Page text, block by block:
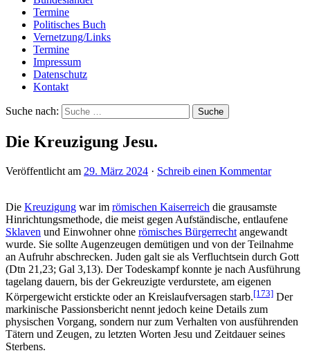
Termine
Politisches Buch
Vernetzung/Links
Termine
Impressum
Datenschutz
Kontakt
Suche nach:
Die Kreuzigung Jesu.
Veröffentlicht am 29. März 2024 · Schreib einen Kommentar
Die Kreuzigung war im römischen Kaiserreich die grausamste
Hinrichtungsmethode, die meist gegen Aufständische, entlaufene
Sklaven und Einwohner ohne römisches Bürgerrecht angewandt
wurde. Sie sollte Augenzeugen demütigen und von der Teilnahme
an Aufruhr abschrecken. Juden galt sie als Verfluchtsein durch Gott
(Dtn 21,23; Gal 3,13). Der Todeskampf konnte je nach Ausführung
tagelang dauern, bis der Gekreuzigte verdurstete, am eigenen
Körpergewicht erstickte oder an Kreislaufversagen starb.[173] Der
markinische Passionsbericht nennt jedoch keine Details zum
physischen Vorgang, sondern nur zum Verhalten von ausführenden
Tätern und Zeugen, zu letzten Worten Jesu und Zeitdauer seines
Sterbens.